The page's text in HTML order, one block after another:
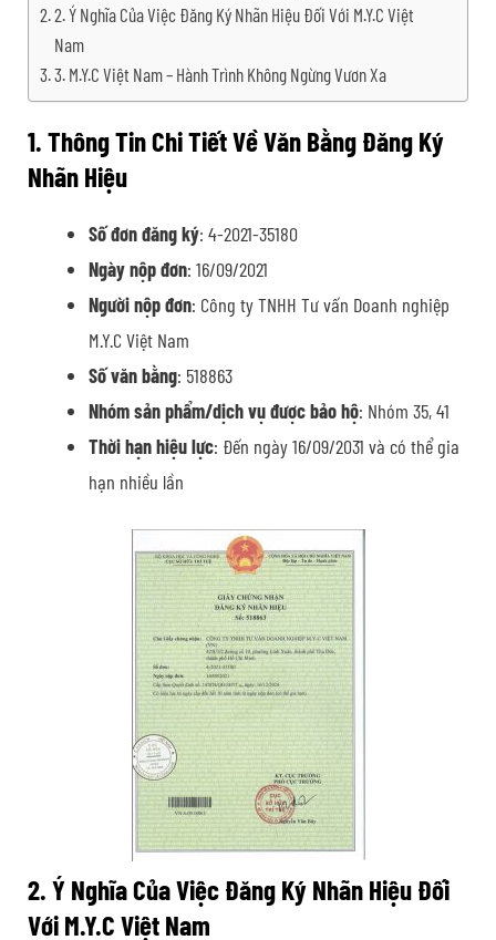
2. Ý Nghĩa Của Việc Đăng Ký Nhãn Hiệu Đối Với M.Y.C Việt
Nam
3. M.Y.C Việt Nam – Hành Trình Không Ngừng Vươn Xa
1. Thông Tin Chi Tiết Về Văn Bằng Đăng Ký
Nhãn Hiệu
Số đơn đăng ký: 4-2021-35180
Ngày nộp đơn: 16/09/2021
Người nộp đơn: Công ty TNHH Tư vấn Doanh nghiệp
M.Y.C Việt Nam
Số văn bằng: 518863
Nhóm sản phẩm/dịch vụ được bảo hộ: Nhóm 35, 41
Thời hạn hiệu lực: Đến ngày 16/09/2031 và có thể gia
hạn nhiều lần
2. Ý Nghĩa Của Việc Đăng Ký Nhãn Hiệu Đối
Với M.Y.C Việt Nam